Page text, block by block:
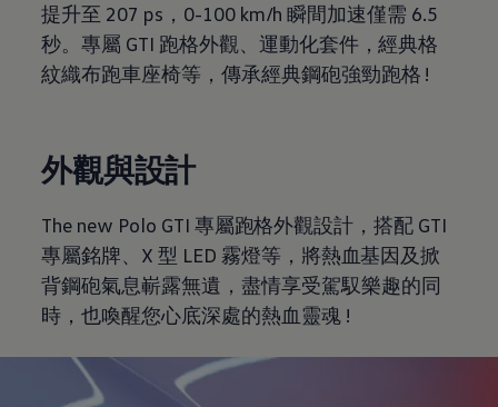
提升至 207 ps，0-100 km/h 瞬間加速僅需 6.5
秒。專屬 GTI 跑格外觀、運動化套件，經典格
紋織布跑車座椅等，傳承經典鋼砲強勁跑格 !
外觀與設計
The new Polo GTI 專屬跑格外觀設計，搭配 GTI
專屬銘牌、X 型 LED 霧燈等，將熱血基因及掀
背鋼砲氣息嶄露無遺，盡情享受駕馭樂趣的同
時，也喚醒您心底深處的熱血靈魂 !